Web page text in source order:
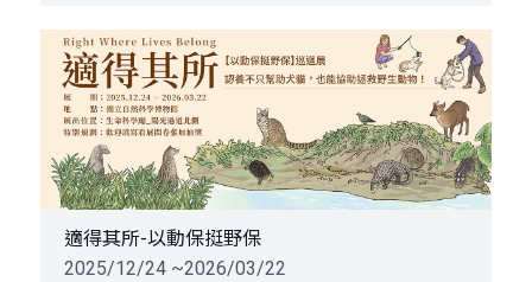
適得其所-以動保挺野保
2025/12/24 ~2026/03/22